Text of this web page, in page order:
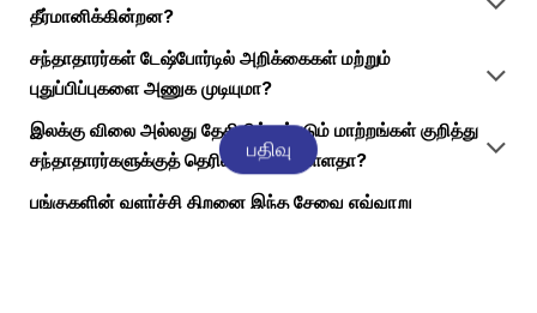
பதிவு
தீர்மானிக்கின்றன?
சந்தாதாரர்கள் டேஷ்போர்டில் அறிக்கைகள் மற்றும்
புதுப்பிப்புகளை அணுக முடியுமா?
இலக்கு விலை அல்லது தேதியில் ஏற்படும் மாற்றங்கள் குறித்து
சந்தாதாரர்களுக்குத் தெரிவிக்கப்பட்டுள்ளதா?
பங்குகளின் வளர்ச்சி திறனை இந்த சேவை எவ்வாறு